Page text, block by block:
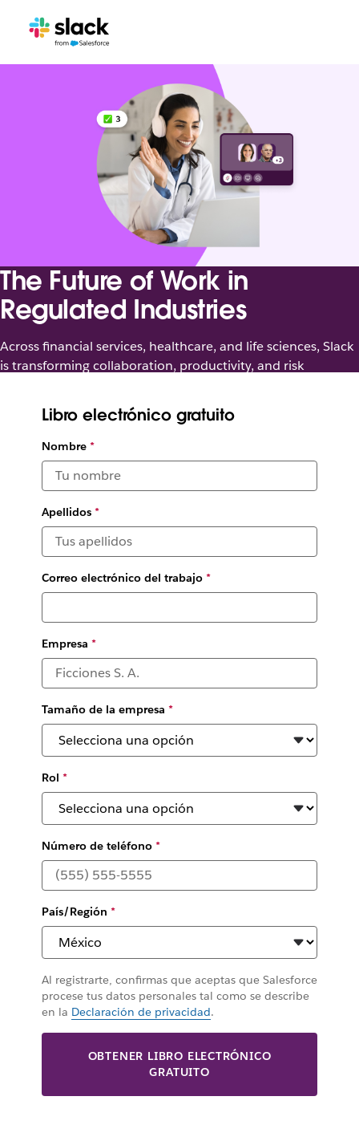
The Future of Work in
Regulated Industries
Across financial services, healthcare, and life sciences, Slack
is transforming collaboration, productivity, and risk
Libro electrónico gratuito
Nombre*
Apellidos*
Correo electrónico del trabajo*
Empresa *
Tamaño de la empresa *
Rol *
Número de teléfono*
País/Región *
Al registrarte, confirmas que aceptas que Salesforce
procese tus datos personales tal como se describe
en la Declaración de privacidad.
OBTENER LIBRO ELECTRÓNICO
GRATUITO